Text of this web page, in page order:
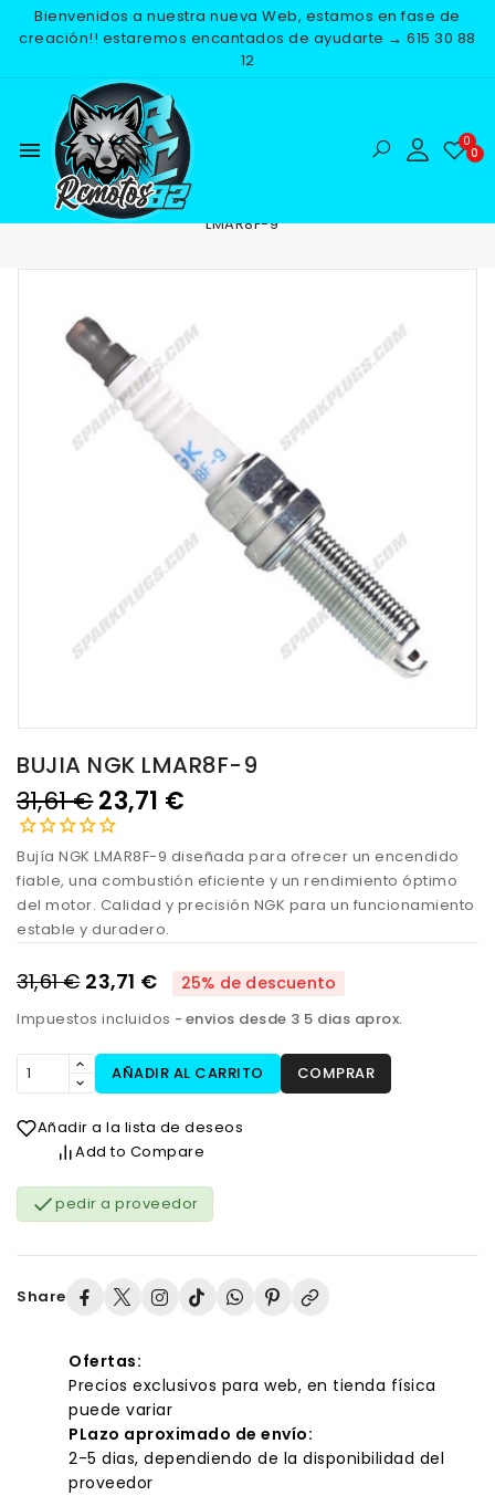
Bienvenidos a nuestra nueva Web, estamos en fase de
creación!! estaremos encantados de ayudarte → 615 30 88
12
menu
Inicio RECAMBIOS
LMAR8F-9
BUJIA NGK LMAR8F-9
31,61 €23,71 €
Bujía NGK LMAR8F-9 diseñada para ofrecer un encendido
fiable, una combustión eficiente y un rendimiento óptimo
del motor. Calidad y precisión NGK para un funcionamiento
estable y duradero.
31,61 € 23,71 € 25% de descuento
Impuestos incluidos envios desde 3 5 dias aprox.
AÑADIR AL CARRITO COMPRAR
Añadir a la lista de deseos
Add to Compare
pedir a proveedor
Share
Ofertas:
Precios exclusivos para web, en tienda física
puede variar
PLazo aproximado de envío:
2-5 dias, dependiendo de la disponibilidad del
proveedor